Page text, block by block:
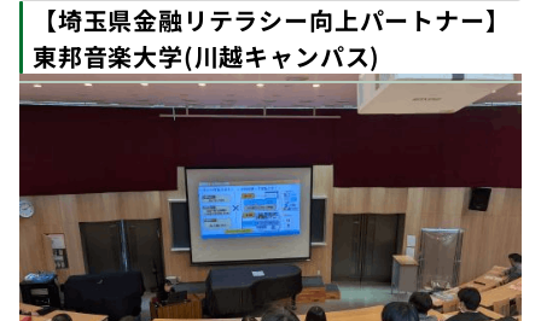
【埼玉県金融リテラシー向上パートナー】
東邦音楽大学(川越キャンパス)